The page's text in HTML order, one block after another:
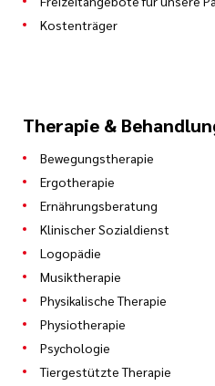
Kostenträger
Therapie &
Bewegungstherapie
Ergotherapie
Ernährungsberatung
Klinischer Sozialdienst
Logopädie
Musiktherapie
Physikalische Therapie
Physiotherapie
Psychologie
Tiergestützte Therapie